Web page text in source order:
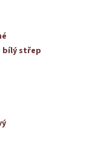
bílý střep